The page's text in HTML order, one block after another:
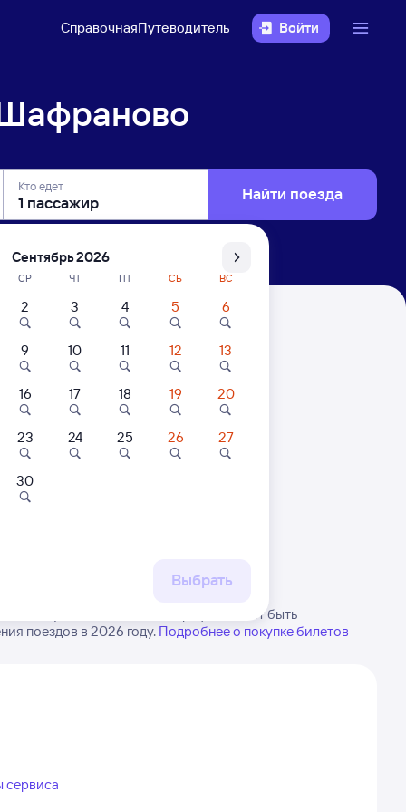
СправочнаяПутеводитель Войти
Кто едет Найти поезда
Будьте внимательны, график может быть
поездов в 2026 году. Подробнее о покупке билетов
сервиса
Сентябрь 2026
СР ЧТ ПТ СБ ВС
2 3 4 5 6
9 10 11 12 13
16 17 18 19 20
23 24 25 26 27
30
Выбрать